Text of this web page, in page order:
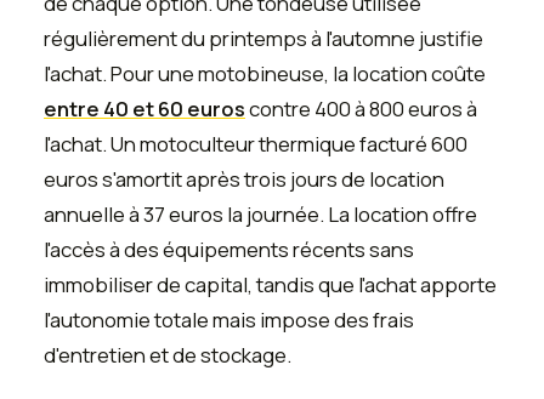
régulièrement du printemps à l'automne justifie
l'achat. Pour une motobineuse, la location coûte
entre 40 et 60 euroscontre 400 à 800 euros à
l'achat. Un motoculteur thermique facturé 600
euros s'amortit après trois jours de location
annuelle à 37 euros la journée. La location offre
l'accès à des équipements récents sans
immobiliser de capital, tandis que l'achat apporte
l'autonomie totale mais impose des frais
d'entretien et de stockage.